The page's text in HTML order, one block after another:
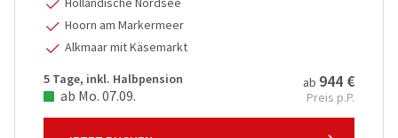
Hoorn am Markermeer
Alkmaar mit Käsemarkt
5 Tage, inkl. Halbpension
ab Mo. 07.09.
ab 944 €
Preis p.P.